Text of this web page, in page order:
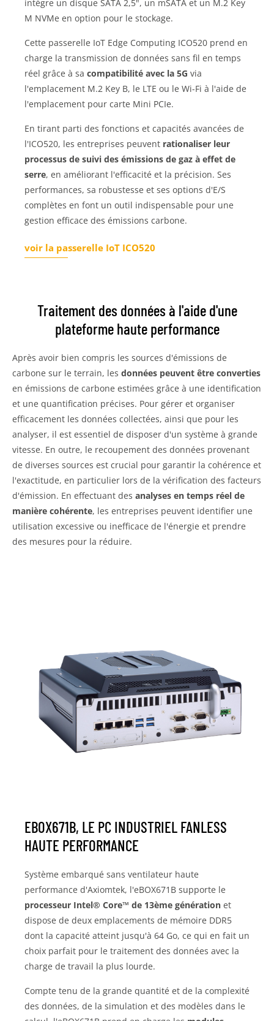
intègre un disque SATA 2,5", un mSATA et un M.2 Key
M NVMe en option pour le stockage.
Cette passerelle IoT Edge Computing ICO520 prend en
charge la transmission de données sans fil en temps
réel grâce à sa compatibilité avec la 5G via
l'emplacement M.2 Key B, le LTE ou le Wi-Fi à l'aide de
l'emplacement pour carte Mini PCIe.
En tirant parti des fonctions et capacités avancées de
l'ICO520, les entreprises peuvent rationaliser leur
processus de suivi des émissions de gaz à effet de
serre, en améliorant l'efficacité et la précision. Ses
performances, sa robustesse et ses options d'E/S
complètes en font un outil indispensable pour une
gestion efficace des émissions carbone.
voir la passerelle IoT ICO520
Traitement des données à l'aide d'une
plateforme haute performance
Après avoir bien compris les sources d'émissions de
carbone sur le terrain, les données peuvent être converties
en émissions de carbone estimées grâce à une identification
et une quantification précises. Pour gérer et organiser
efficacement les données collectées, ainsi que pour les
analyser, il est essentiel de disposer d'un système à grande
vitesse. En outre, le recoupement des données provenant
de diverses sources est crucial pour garantir la cohérence et
l'exactitude, en particulier lors de la vérification des facteurs
d'émission. En effectuant des analyses en temps réel de
manière cohérente, les entreprises peuvent identifier une
utilisation excessive ou inefficace de l'énergie et prendre
des mesures pour la réduire.
EBOX671B, LE PC INDUSTRIEL FANLESS
HAUTE PERFORMANCE
Système embarqué sans ventilateur haute
performance d'Axiomtek, l'eBOX671B supporte le
processeur Intel® Core™ de 13ème génération et
dispose de deux emplacements de mémoire DDR5
dont la capacité atteint jusqu'à 64 Go, ce qui en fait un
choix parfait pour le traitement des données avec la
charge de travail la plus lourde.
Compte tenu de la grande quantité et de la complexité
des données, de la simulation et des modèles dans le